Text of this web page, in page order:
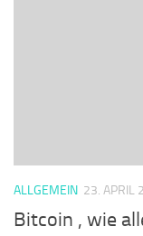
ALLGEMEIN 23. APRIL
Bitcoin , wie